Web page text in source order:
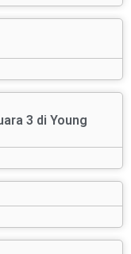
3 di Young